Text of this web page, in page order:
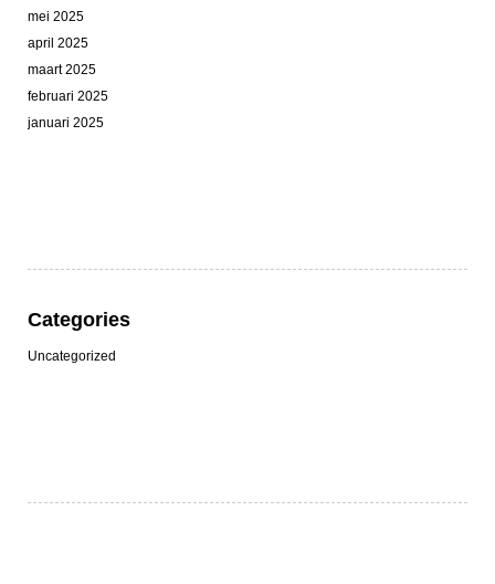
mei 2025
april 2025
maart 2025
februari 2025
januari 2025
Categories
Uncategorized